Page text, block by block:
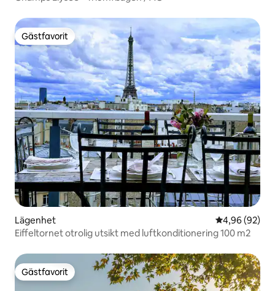
Gästfavorit
Gästfavorit
Lägenhet 4,96 av 5 i
4,96 (92)
Eiffeltornet otrolig utsikt med luftkonditionering 100 m2
Gästfavorit
Gästfavorit